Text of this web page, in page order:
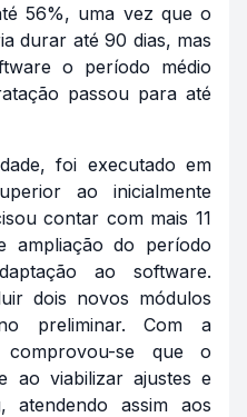
56%, uma vez que o
durar até 90 dias, mas
o período médio
passou para até
foi executado em
ao inicialmente
contar com mais 11
ampliação do período
ao software.
dois novos módulos
preliminar. Com a
se que o
ao viabilizar ajustes e
, atendendo assim aos